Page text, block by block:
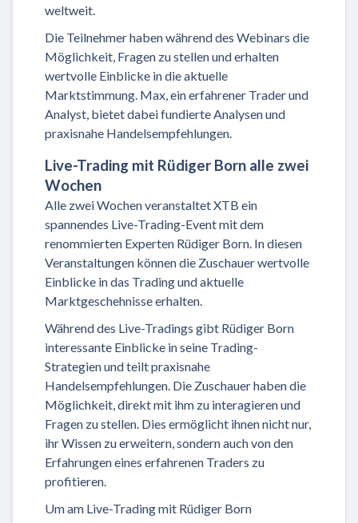
weltweit.
Die Teilnehmer haben während des Webinars die
Möglichkeit, Fragen zu stellen und erhalten
wertvolle Einblicke in die aktuelle
Marktstimmung. Max, ein erfahrener Trader und
Analyst, bietet dabei fundierte Analysen und
praxisnahe Handelsempfehlungen.
Live-Trading mit Rüdiger Born alle zwei
Wochen
Alle zwei Wochen veranstaltet XTB ein
spannendes Live-Trading-Event mit dem
renommierten Experten Rüdiger Born. In diesen
Veranstaltungen können die Zuschauer wertvolle
Einblicke in das Trading und aktuelle
Marktgeschehnisse erhalten.
Während des Live-Tradings gibt Rüdiger Born
interessante Einblicke in seine Trading-
Strategien und teilt praxisnahe
Handelsempfehlungen. Die Zuschauer haben die
Möglichkeit, direkt mit ihm zu interagieren und
Fragen zu stellen. Dies ermöglicht ihnen nicht nur,
ihr Wissen zu erweitern, sondern auch von den
Erfahrungen eines erfahrenen Traders zu
profitieren.
Um am Live-Trading mit Rüdiger Born